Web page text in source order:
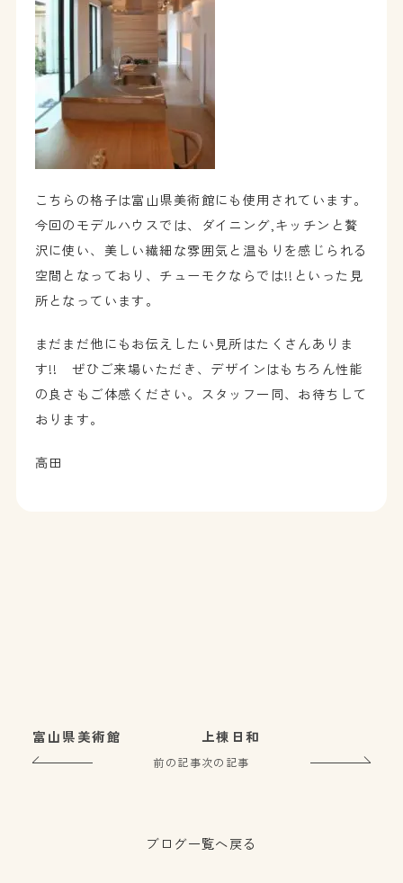
こちらの格子は富山県美術館にも使用されています。
今回のモデルハウスでは、ダイニング,キッチンと贅
沢に使い、美しい繊細な雰囲気と温もりを感じられる
空間となっており、チューモクならでは!!といった見
所となっています。
まだまだ他にもお伝えしたい見所はたくさんありま
す!! ぜひご来場いただき、デザインはもちろん性能
の良さもご体感ください。スタッフ一同、お待ちして
おります。
高田
富山県美術館
前の記事
上棟日和
次の記事
ブログ一覧へ戻る